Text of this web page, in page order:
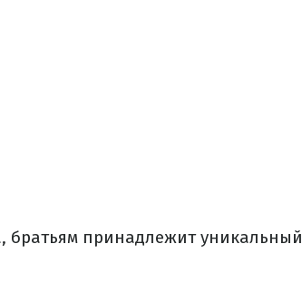
братьям принадлежит уникальный